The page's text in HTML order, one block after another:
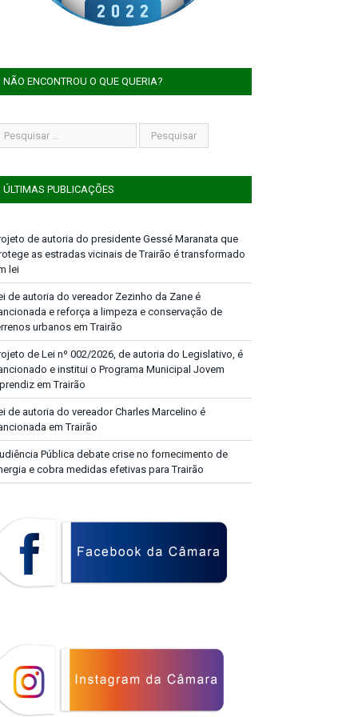
NÃO ENCONTROU O QUE QUERIA?
ÚLTIMAS PUBLICAÇÕES
de autoria do presidente Gessé Maranata que
as estradas vicinais de Trairão é transformado
lei
de autoria do vereador Zezinho da Zane é
e reforça a limpeza e conservação de
urbanos em Trairão
de Lei nº 002/2026, de autoria do Legislativo, é
e institui o Programa Municipal Jovem
em Trairão
de autoria do vereador Charles Marcelino é
em Trairão
Pública debate crise no fornecimento de
e cobra medidas efetivas para Trairão